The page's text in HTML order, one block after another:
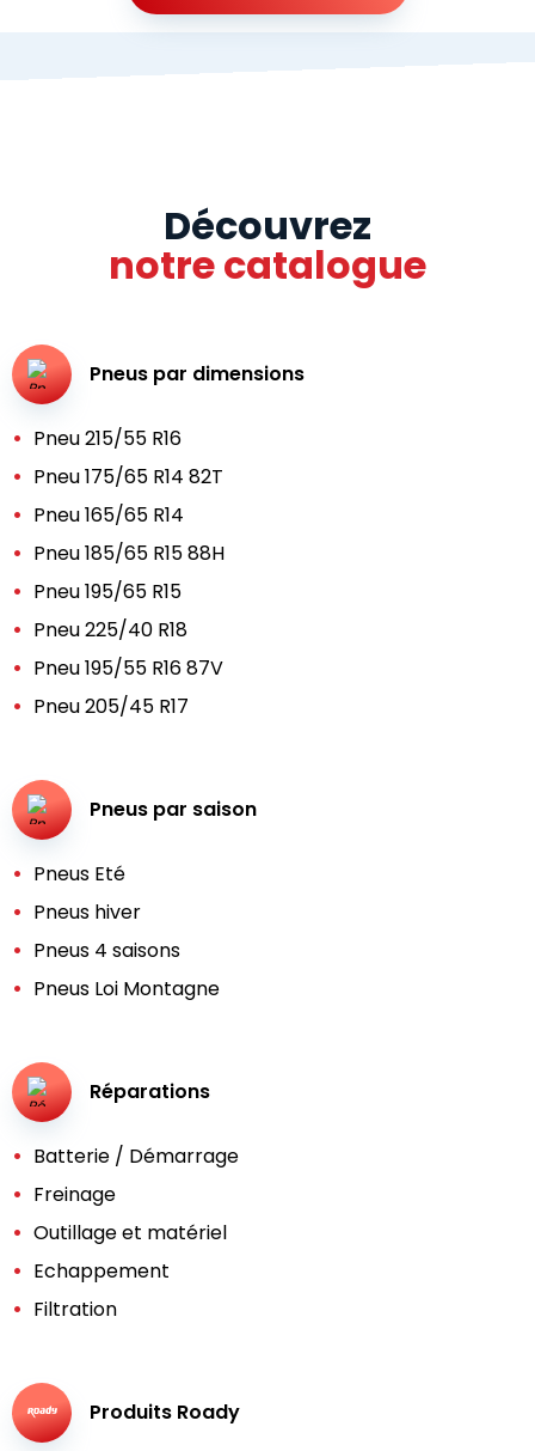
Découvrez
notre catalogue
Pneus par dimensions
Pneu 215/55 R16
Pneu 175/65 R14 82T
Pneu 165/65 R14
Pneu 185/65 R15 88H
Pneu 195/65 R15
Pneu 225/40 R18
Pneu 195/55 R16 87V
Pneu 205/45 R17
Pneus par saison
Pneus Eté
Pneus hiver
Pneus 4 saisons
Pneus Loi Montagne
Réparations
Batterie / Démarrage
Freinage
Outillage et matériel
Echappement
Filtration
Produits Roady